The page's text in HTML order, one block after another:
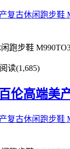
跑步鞋
阅读(1,685)
伦高端美